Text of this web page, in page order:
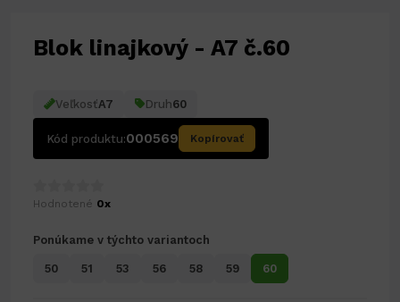
Blok linajkový - A7 č.60
VeľkosťA7 Druh60
Kód produktu:000569 Kopírovať
Hodnotené 0x
Ponúkame v týchto variantoch
50 51 53 56 58 59 60